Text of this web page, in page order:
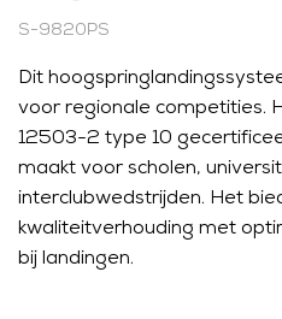
S-9820PS
Dit
voor regionale competities.
12503-2 type 10
maakt voor scholen,
interclubwedstrijden. Het
kwaliteitverhouding met
bij landingen.